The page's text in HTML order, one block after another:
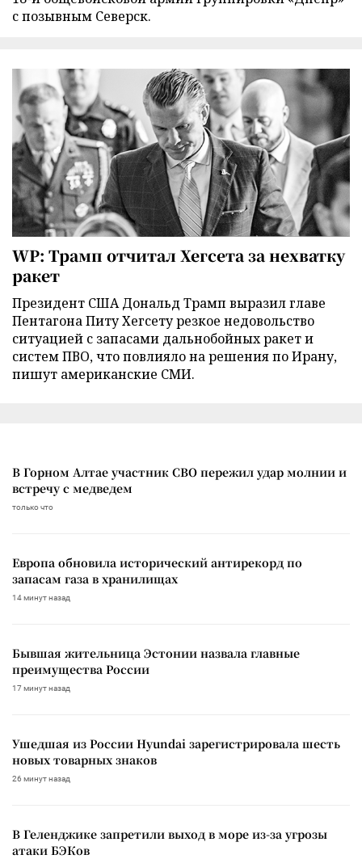
с позывным Северск.
WP: Трамп отчитал Хегсета за нехватку
ракет
Президент США Дональд Трамп выразил главе
Пентагона Питу Хегсету резкое недовольство
ситуацией с запасами дальнобойных ракет и
систем ПВО, что повлияло на решения по Ирану,
пишут американские СМИ.
В Горном Алтае участник СВО пережил удар молнии и
встречу с медведем
только что
Европа обновила исторический антирекорд по
запасам газа в хранилищах
14 минут назад
Бывшая жительница Эстонии назвала главные
преимущества России
17 минут назад
Ушедшая из России Hyundai зарегистрировала шесть
новых товарных знаков
26 минут назад
В Геленджике запретили выход в море из-за угрозы
атаки БЭКов